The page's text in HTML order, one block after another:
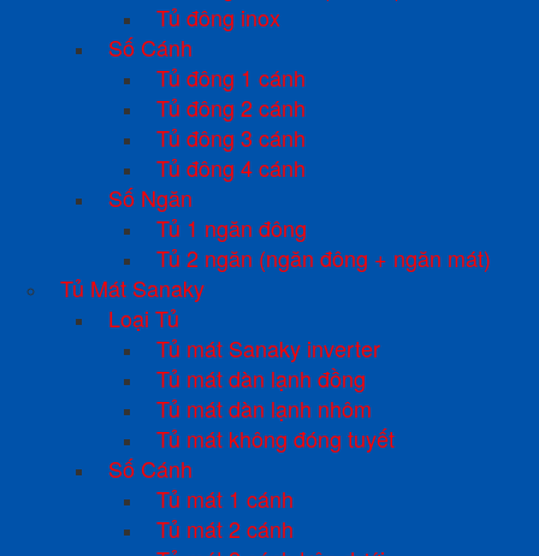
Tủ đông inox
Số Cánh
Tủ đông 1 cánh
Tủ đông 2 cánh
Tủ đông 3 cánh
Tủ đông 4 cánh
Số Ngăn
Tủ 1 ngăn đông
Tủ 2 ngăn (ngăn đông + ngăn mát)
Tủ Mát Sanaky
Loại Tủ
Tủ mát Sanaky inverter
Tủ mát dàn lạnh đồng
Tủ mát dàn lạnh nhôm
Tủ mát không đóng tuyết
Số Cánh
Tủ mát 1 cánh
Tủ mát 2 cánh